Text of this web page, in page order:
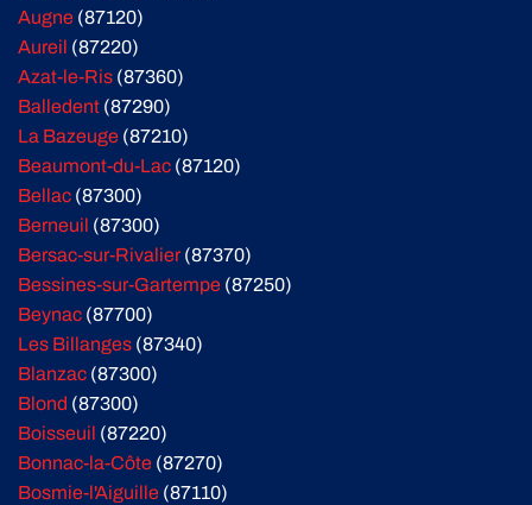
Augne (87120)
Aureil (87220)
Azat-le-Ris (87360)
Balledent (87290)
La Bazeuge (87210)
Beaumont-du-Lac (87120)
Bellac (87300)
Berneuil (87300)
Bersac-sur-Rivalier(87370)
Bessines-sur-Gartempe (87250)
Beynac (87700)
Les Billanges (87340)
Blanzac (87300)
Blond (87300)
Boisseuil (87220)
Bonnac-la-Côte (87270)
Bosmie-l'Aiguille (87110)